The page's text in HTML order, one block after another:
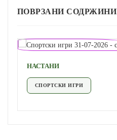
ПОВРЗАНИ СОДРЖИНИ
НАСТАНИ
СПОРТСКИ ИГРИ